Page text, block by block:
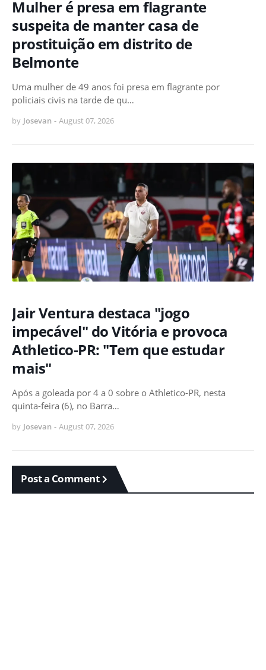
Mulher é presa em flagrante
suspeita de manter casa de
prostituição em distrito de
Belmonte
Uma mulher de 49 anos foi presa em flagrante por
policiais civis na tarde de qu…
by Josevan - August 07, 2026
Jair Ventura destaca "jogo
impecável" do Vitória e provoca
Athletico-PR: "Tem que estudar
mais"
Após a goleada por 4 a 0 sobre o Athletico-PR, nesta
quinta-feira (6), no Barra…
by Josevan - August 07, 2026
Post a Comment